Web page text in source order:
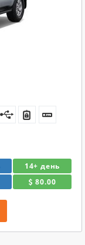
14+ день
80.00